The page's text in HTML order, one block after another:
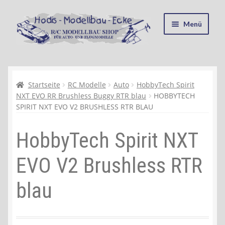
Zur
Navigation
springen
Zum
Inhalt
springen
Menü
Kasse
Mein Konto
Recycling, Entsorgung und Umwelt
Shop
Warenkorb
Ablauf einer Bestellung
Startseite RC Modelle Auto
HobbyTech Spirit
NXT EVO RR Brushless Buggy RTR blau
HOBBYTECH
SPIRIT NXT EVO V2 BRUSHLESS RTR BLAU
HobbyTech Spirit NXT
EVO V2 Brushless RTR
blau